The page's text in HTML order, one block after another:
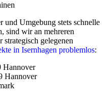
Umgebung stets schnelle
sind wir an mehreren
strategisch gelegenen
in Isernhagen problemlos:
Hannover
Hannover